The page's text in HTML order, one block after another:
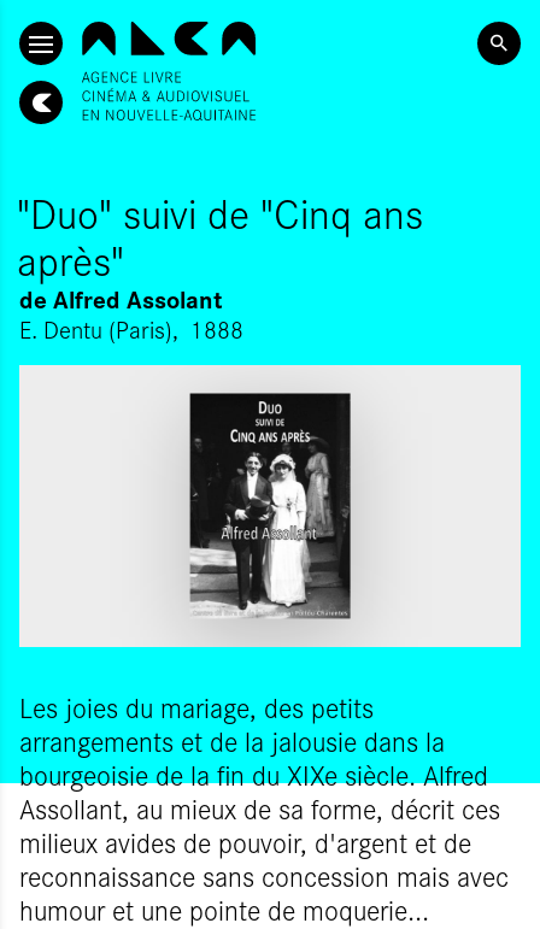
SKIP TO CONTENT
"Duo" suivi de "Cinq ans
après"
de Alfred Assolant
E. Dentu (Paris) 1888
Les joies du mariage, des petits
arrangements et de la jalousie dans la
bourgeoisie de la fin du XIXe siècle. Alfred
Assollant, au mieux de sa forme, décrit ces
milieux avides de pouvoir, d'argent et de
reconnaissance sans concession mais avec
humour et une pointe de moquerie...